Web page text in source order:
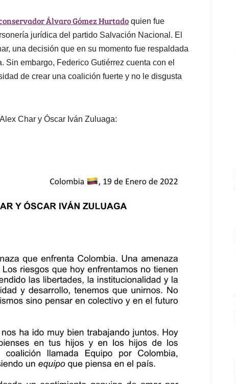
Álvaro Gómez Hurtado quien fue
jurídica del partido Salvación Nacional. El
una decisión que en su momento fue respaldada
embargo, Federico Gutiérrez cuenta con el
de crear una coalición fuerte y no le disgusta
Char y Óscar Iván Zuluaga: